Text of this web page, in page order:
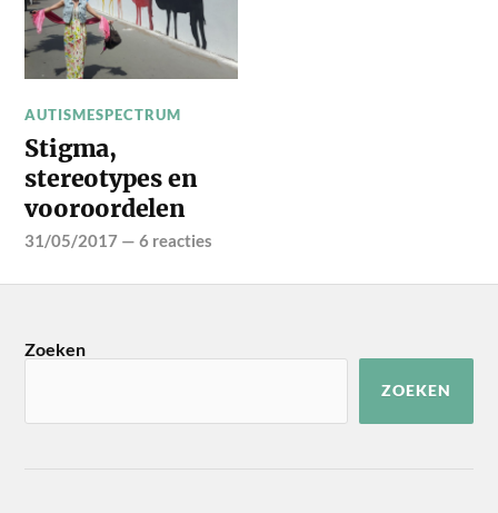
AUTISMESPECTRUM
Stigma,
stereotypes en
vooroordelen
31/05/2017 —6 reacties
Zoeken
ZOEKEN